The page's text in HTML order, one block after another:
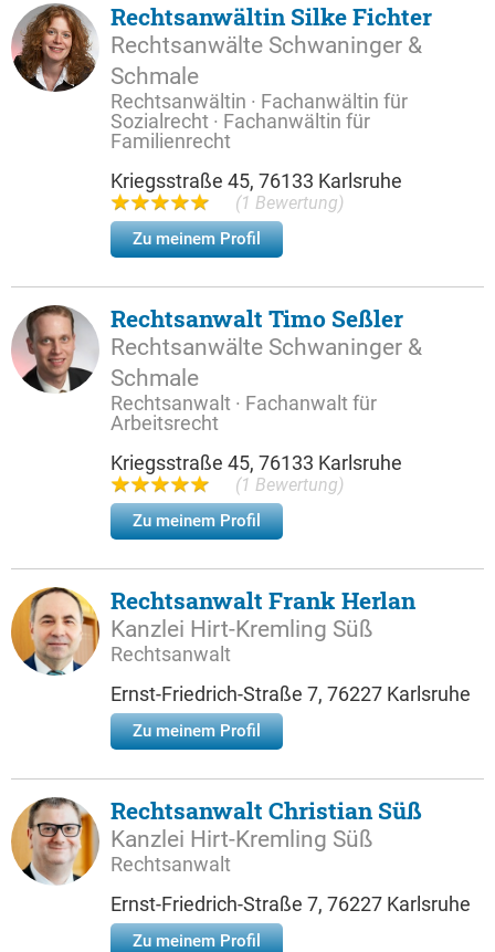
Rechtsanwältin Silke Fichter
Rechtsanwälte Schwaninger &
Schmale
Rechtsanwältin · Fachanwältin für
Sozialrecht · Fachanwältin für
Familienrecht
Kriegsstraße 45, 76133 Karlsruhe
(1 Bewertung)
Zu meinem Profil
Rechtsanwalt Timo Seßler
Rechtsanwälte Schwaninger &
Schmale
Rechtsanwalt · Fachanwalt für
Arbeitsrecht
Kriegsstraße 45, 76133 Karlsruhe
(1 Bewertung)
Zu meinem Profil
Rechtsanwalt Frank Herlan
Kanzlei Hirt-Kremling Süß
Rechtsanwalt
Ernst-Friedrich-Straße 7, 76227 Karlsruhe
Zu meinem Profil
Rechtsanwalt Christian Süß
Kanzlei Hirt-Kremling Süß
Rechtsanwalt
Ernst-Friedrich-Straße 7, 76227 Karlsruhe
Zu meinem Profil